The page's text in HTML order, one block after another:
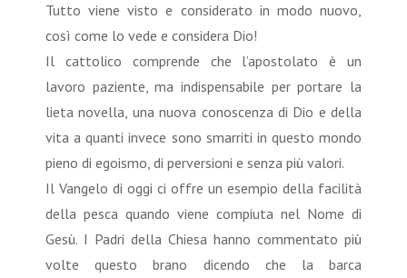
Tutto viene visto e considerato in modo nuovo,
così come lo vede e considera Dio!
Il cattolico comprende che l’apostolato è un
lavoro paziente, ma indispensabile per portare la
lieta novella, una nuova conoscenza di Dio e della
vita a quanti invece sono smarriti in questo mondo
pieno di egoismo, di perversioni e senza più valori.
Il Vangelo di oggi ci offre un esempio della facilità
della pesca quando viene compiuta nel Nome di
Gesù. I Padri della Chiesa hanno commentato più
volte questo brano dicendo che la barca